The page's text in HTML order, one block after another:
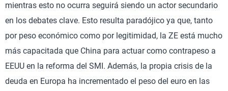
mientras esto no ocurra seguirá siendo un actor secundario
en los debates clave. Esto resulta paradójico ya que, tanto
por peso económico como por legitimidad, la ZE está mucho
más capacitada que China para actuar como contrapeso a
EEUU en la reforma del SMI. Además, la propia crisis de la
deuda en Europa ha incrementado el peso del euro en las